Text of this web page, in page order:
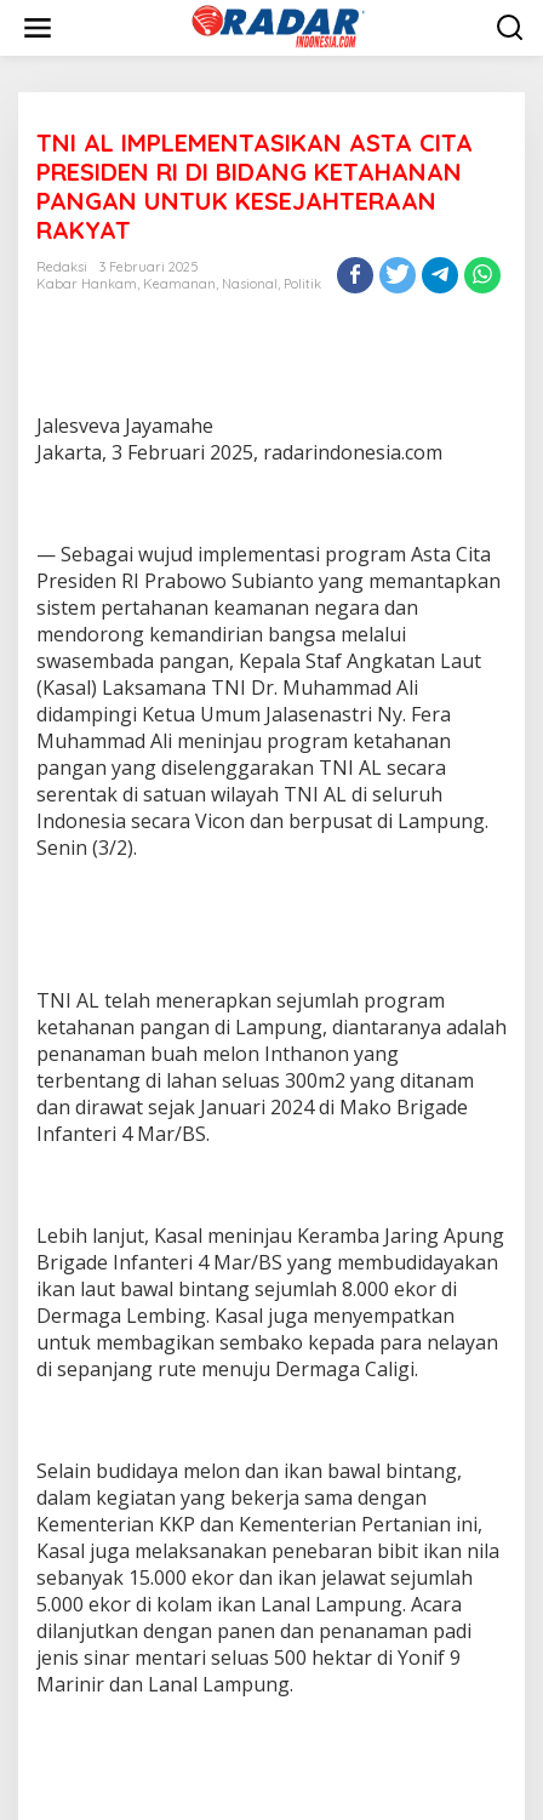
w
TNI AL IMPLEMENTASIKAN ASTA CITA
PRESIDEN RI DI BIDANG KETAHANAN
PANGAN UNTUK KESEJAHTERAAN
RAKYAT
Redaksi
3 Februari 2025
Kabar Hankam, Keamanan, Nasional, Politik
Jalesveva Jayamahe
Jakarta, 3 Februari 2025, radarindonesia.com
— Sebagai wujud implementasi program Asta Cita
Presiden RI Prabowo Subianto yang memantapkan
sistem pertahanan keamanan negara dan
mendorong kemandirian bangsa melalui
swasembada pangan, Kepala Staf Angkatan Laut
(Kasal) Laksamana TNI Dr. Muhammad Ali
didampingi Ketua Umum Jalasenastri Ny. Fera
Muhammad Ali meninjau program ketahanan
pangan yang diselenggarakan TNI AL secara
serentak di satuan wilayah TNI AL di seluruh
Indonesia secara Vicon dan berpusat di Lampung.
Senin (3/2).
TNI AL telah menerapkan sejumlah program
ketahanan pangan di Lampung, diantaranya adalah
penanaman buah melon Inthanon yang
terbentang di lahan seluas 300m2 yang ditanam
dan dirawat sejak Januari 2024 di Mako Brigade
Infanteri 4 Mar/BS.
Lebih lanjut, Kasal meninjau Keramba Jaring Apung
Brigade Infanteri 4 Mar/BS yang membudidayakan
ikan laut bawal bintang sejumlah 8.000 ekor di
Dermaga Lembing. Kasal juga menyempatkan
untuk membagikan sembako kepada para nelayan
di sepanjang rute menuju Dermaga Caligi.
Selain budidaya melon dan ikan bawal bintang,
dalam kegiatan yang bekerja sama dengan
Kementerian KKP dan Kementerian Pertanian ini,
Kasal juga melaksanakan penebaran bibit ikan nila
sebanyak 15.000 ekor dan ikan jelawat sejumlah
5.000 ekor di kolam ikan Lanal Lampung. Acara
dilanjutkan dengan panen dan penanaman padi
jenis sinar mentari seluas 500 hektar di Yonif 9
Marinir dan Lanal Lampung.